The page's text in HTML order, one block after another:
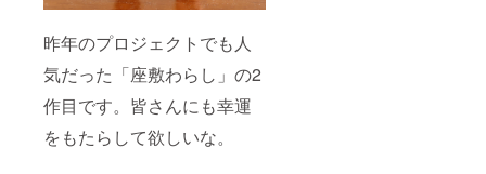
昨年のプロジェクトでも人
気だった「座敷わらし」の2
作目です。皆さんにも幸運
をもたらして欲しいな。